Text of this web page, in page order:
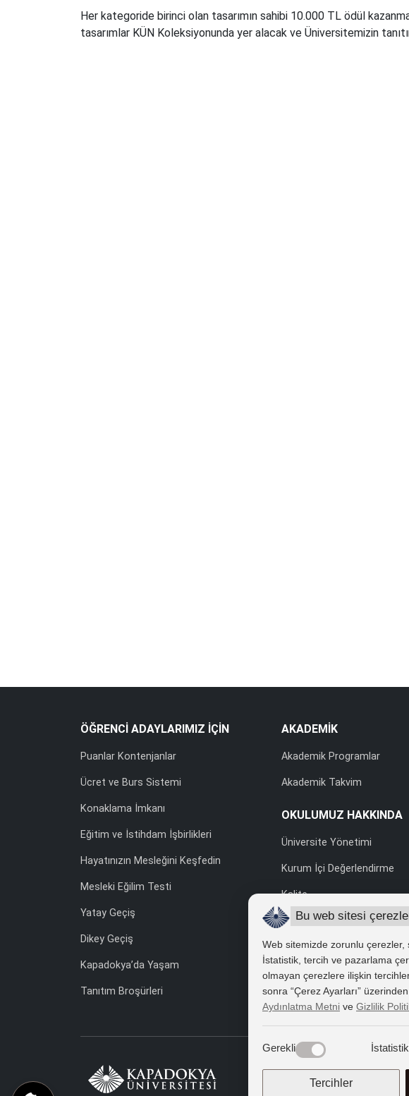
Her kategoride birinci olan tasarımın sahibi 10.000 TL ödül
tasarımlar KÜN Koleksiyonunda yer alacak ve Üniversitemizin
ÖĞRENCİ ADAYLARIMIZ İÇİN
Puanlar Kontenjanlar
Ücret ve Burs Sistemi
Konaklama İmkanı
Eğitim ve İstihdam İşbirlikleri
Hayatınızın Mesleğini Keşfedin
Mesleki Eğilim Testi
Yatay Geçiş
Dikey Geçiş
Kapadokya’da Yaşam
Tanıtım Broşürleri
AKADEMİK
Akademik Programlar
Akademik Takvim
OKULUMUZ HAKKINDA
Üniversite Yönetimi
Kurum İçi Değerlendirme
Kalite
Uluslararası İlişkiler
Yönetmelik ve Yönergeler
Kişisel Verilerin Korunması
İhale ve Duyurular
Bu web sitesi
Web sitemizde zorunlu çerezler,
İstatistik, tercih ve pazarlama
olmayan çerezlere ilişkin
sonra “Çerez Ayarları”
Aydınlatma Metni ve Gizlilik
Gerekli
Tercihler